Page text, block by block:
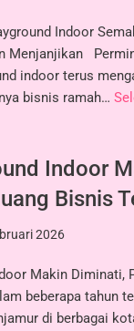
Indoor
Menjanjikan
indoor terus
bisnis ramah…
Indoor
Bisnis
2026
Makin Diminati,
beberapa tahun
di berbagai